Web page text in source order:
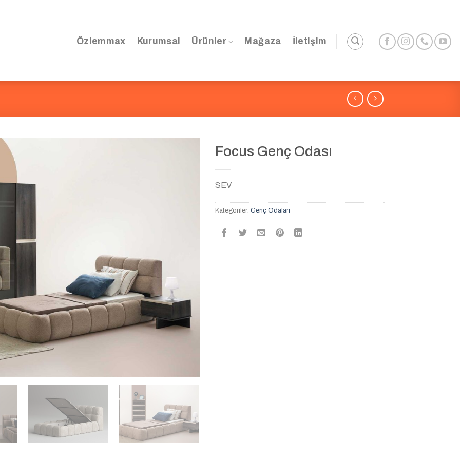
Özlemmax Kurumsal Ürünler Mağaza İletişim
Focus Genç Odası
SEV
Kategoriler: Genç Odaları